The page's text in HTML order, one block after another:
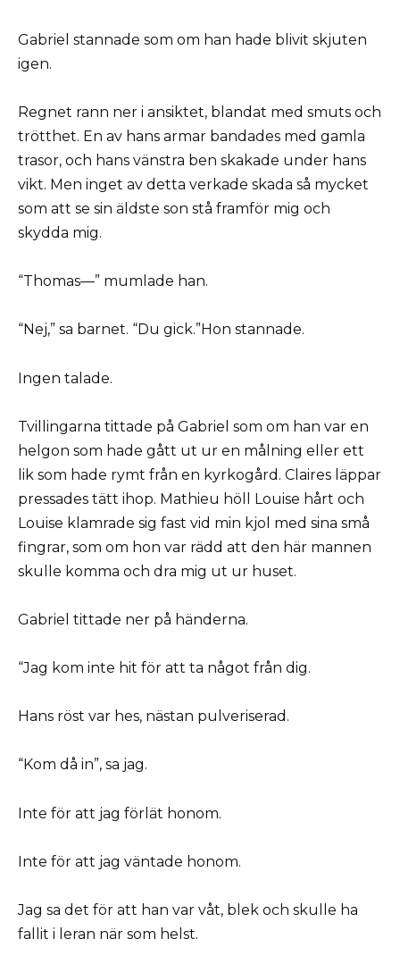
Gabriel stannade som om han hade blivit skjuten
igen.
Regnet rann ner i ansiktet, blandat med smuts och
trötthet. En av hans armar bandades med gamla
trasor, och hans vänstra ben skakade under hans
vikt. Men inget av detta verkade skada så mycket
som att se sin äldste son stå framför mig och
skydda mig.
“Thomas—” mumlade han.
“Nej,” sa barnet. “Du gick.”Hon stannade.
Ingen talade.
Tvillingarna tittade på Gabriel som om han var en
helgon som hade gått ut ur en målning eller ett
lik som hade rymt från en kyrkogård. Claires läppar
pressades tätt ihop. Mathieu höll Louise hårt och
Louise klamrade sig fast vid min kjol med sina små
fingrar, som om hon var rädd att den här mannen
skulle komma och dra mig ut ur huset.
Gabriel tittade ner på händerna.
“Jag kom inte hit för att ta något från dig.
Hans röst var hes, nästan pulveriserad.
“Kom då in”, sa jag.
Inte för att jag förlät honom.
Inte för att jag väntade honom.
Jag sa det för att han var våt, blek och skulle ha
fallit i leran när som helst.